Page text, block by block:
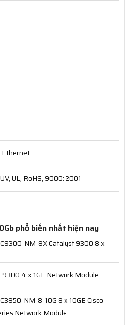
Ethernet
UL, RoHS, 9000: 2001
phổ biến nhất hiện nay
NM-8X Catalyst 9300 8 x
9300 4 x 1GE Network Module
NM-8-10G 8 x 10GE Cisco
Network Module